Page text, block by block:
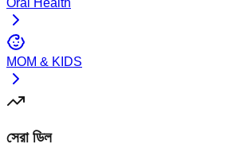
Oral Health
MOM & KIDS
সেরা ডিল